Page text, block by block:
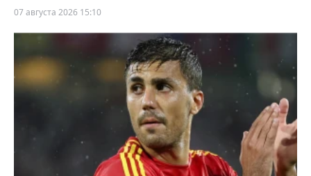
07 августа 2026 15:10